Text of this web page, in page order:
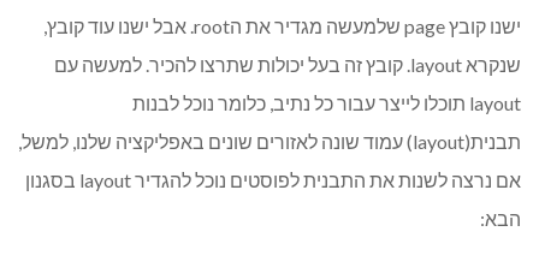
ישנו קובץ page שלמעשה מגדיר את הroot. אבל ישנו עוד קובץ,
שנקרא layout. קובץ זה בעל יכולות שתרצו להכיר. למעשה עם
layout תוכלו לייצר עבור כל נתיב, כלומר נוכל לבנות
תבנית(layout) עמוד שונה לאזורים שונים באפליקציה שלנו, למשל,
אם נרצה לשנות את התבנית לפוסטים נוכל להגדיר layout בסגנון
הבא: